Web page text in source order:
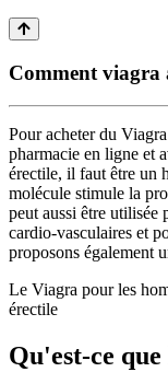
Comment viagra
Pour acheter du
pharmacie en ligne et
érectile, il faut être un
molécule stimule la
peut aussi être utilisée
cardio-vasculaires et
proposons également
Le Viagra pour les
érectile
Qu'est-ce